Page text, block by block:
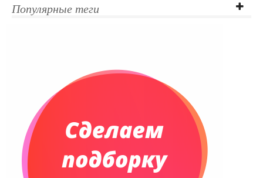
Популярные теги